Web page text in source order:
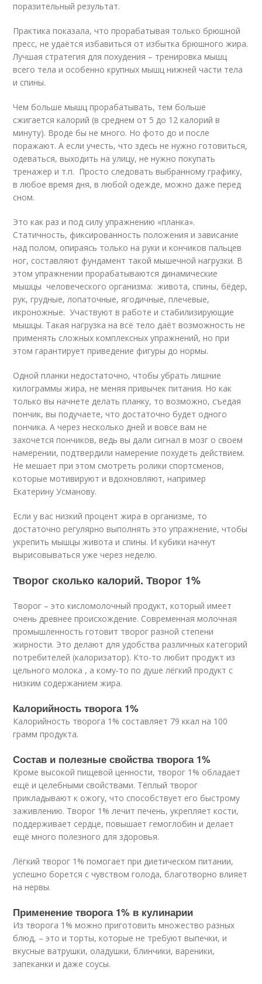
поразительный результат.
Практика показала, что прорабатывая только брюшной
пресс, не удаётся избавиться от избытка брюшного жира.
Лучшая стратегия для похудения – тренировка мышц
всего тела и особенно крупных мышц нижней части тела
и спины.
Чем больше мышц прорабатывать, тем больше
сжигается калорий (в среднем от 5 до 12 калорий в
минуту). Вроде бы не много. Но фото до и после
поражают. А если учесть, что здесь не нужно готовиться,
одеваться, выходить на улицу, не нужно покупать
тренажер и т.п. Просто следовать выбранному графику,
в любое время дня, в любой одежде, можно даже перед
сном.
Это как раз и под силу упражнению «планка».
Статичность, фиксированность положения и зависание
над полом, опираясь только на руки и кончиков пальцев
ног, составляют фундамент такой мышечной нагрузки. В
этом упражнении прорабатываются динамические
мышцы человеческого организма: живота, спины, бёдер,
рук, грудные, лопаточные, ягодичные, плечевые,
икроножные. Участвуют в работе и стабилизирующие
мышцы. Такая нагрузка на всё тело даёт возможность не
применять сложных комплексных упражнений, но при
этом гарантирует приведение фигуры до нормы.
Одной планки недостаточно, чтобы убрать лишние
килограммы жира, не меняя привычек питания. Но как
только вы начнете делать планку, то возможно, съедая
пончик, вы подучаете, что достаточно будет одного
пончика. А через несколько дней и вовсе вам не
захочется пончиков, ведь вы дали сигнал в мозг о своем
намерении, подтвердили намерение похудеть действием.
Не мешает при этом смотреть ролики спортсменов,
которые мотивируют и вдохновляют, например
Екатерину Усманову.
Если у вас низкий процент жира в организме, то
достаточно регулярно выполнять это упражнение, чтобы
укрепить мышцы живота и спины. И кубики начнут
вырисовываться уже через неделю.
Творог сколько калорий. Творог 1%
Творог – это кисломолочный продукт, который имеет
очень древнее происхождение. Современная молочная
промышленность готовит творог разной степени
жирности. Это делают для удобства различных категорий
потребителей (калоризатор). Кто-то любит продукт из
цельного молока , а кому-то по душе лёгкий продукт с
низким содержанием жира.
Калорийность творога 1%
Калорийность творога 1% составляет 79 ккал на 100
грамм продукта.
Состав и полезные свойства творога 1%
Кроме высокой пищевой ценности, творог 1% обладает
ещё и целебными свойствами. Тёплый творог
прикладывают к ожогу, что способствует его быстрому
заживлению. Творог 1% лечит печень, укрепляет кости,
поддерживает сердце, повышает гемоглобин и делает
ещё много полезного для здоровья.
Лёгкий творог 1% помогает при диетическом питании,
успешно борется с чувством голода, благотворно влияет
на нервы.
Применение творога 1% в кулинарии
Из творога 1% можно приготовить множество разных
блюд, – это и торты, которые не требуют выпечки, и
вкусные ватрушки, оладушки, блинчики, вареники,
запеканки и даже соусы.